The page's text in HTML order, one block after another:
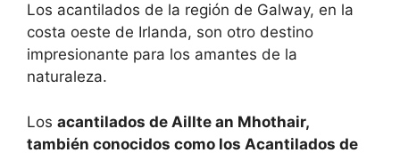
Los acantilados de la región de Galway, en la
costa oeste de Irlanda, son otro destino
impresionante para los amantes de la
naturaleza.
Los acantilados de Aillte an Mhothair,
también conocidos como los Acantilados de